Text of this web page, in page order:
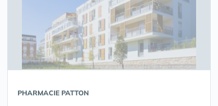
PHARMACIE PATTON